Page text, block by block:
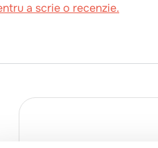
a scrie o recenzie.